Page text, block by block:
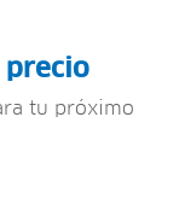
precio
tu próximo